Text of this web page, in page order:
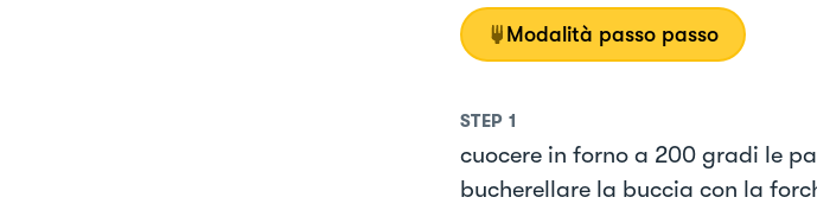
Modalità passo passo
STEP 1
cuocere in forno a 200 gradi le
bucherellare la buccia con la